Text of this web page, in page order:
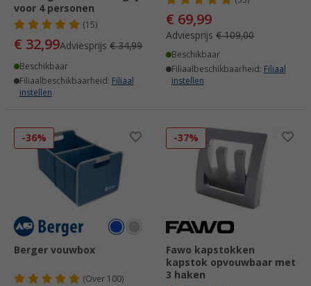
voor 4 personen
(15)
€ 32,99Adviesprijs € 34,99
Beschikbaar
Filiaalbeschikbaarheid: Filiaal
instellen
€ 69,99
Adviesprijs € 109,00
Beschikbaar
Filiaalbeschikbaarheid: Filiaal
instellen
-36%
Berger vouwbox
(Over100)
-37%
Fawo kapstokken
kapstok opvouwbaar met
3 haken